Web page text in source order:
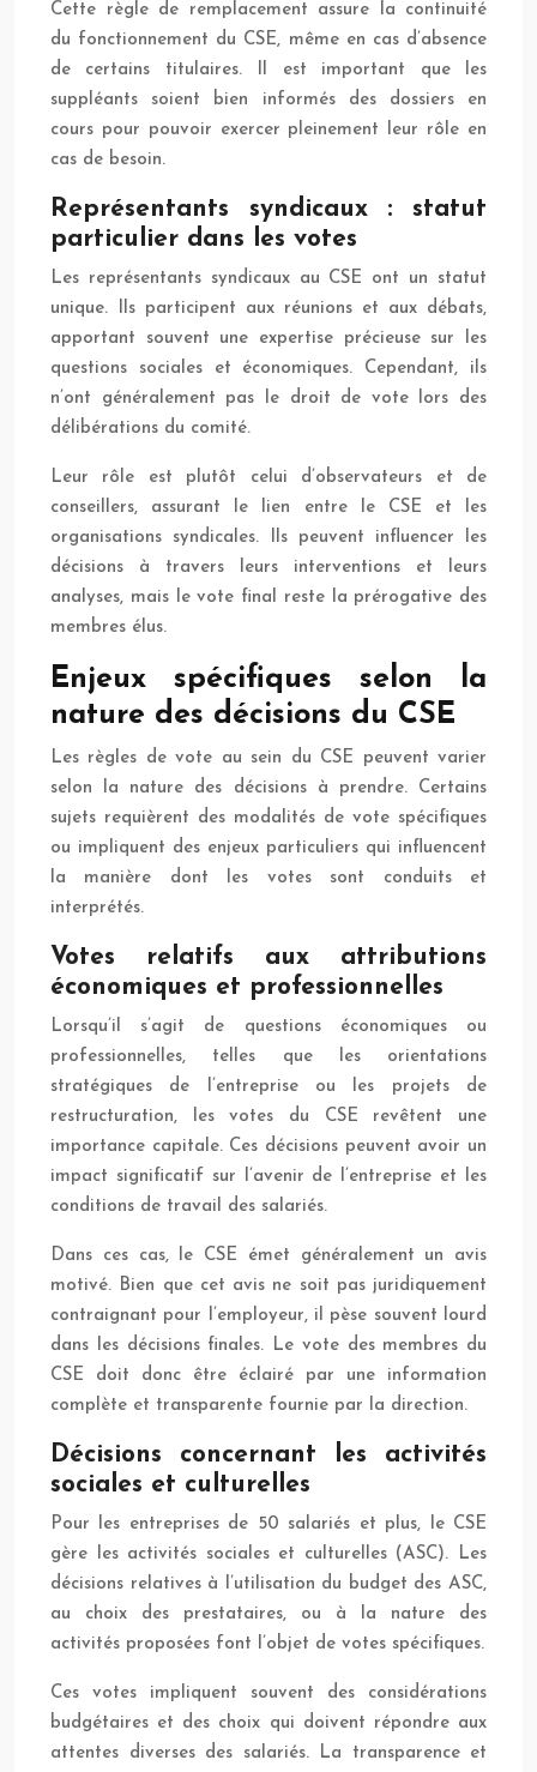
Cette règle de remplacement assure la continuité
du fonctionnement du CSE, même en cas d’absence
de certains titulaires. Il est important que les
suppléants soient bien informés des dossiers en
cours pour pouvoir exercer pleinement leur rôle en
cas de besoin.
Représentants syndicaux : statut
particulier dans les votes
Les représentants syndicaux au CSE ont un statut
unique. Ils participent aux réunions et aux débats,
apportant souvent une expertise précieuse sur les
questions sociales et économiques. Cependant, ils
n’ont généralement pas le droit de vote lors des
délibérations du comité.
Leur rôle est plutôt celui d’observateurs et de
conseillers, assurant le lien entre le CSE et les
organisations syndicales. Ils peuvent influencer les
décisions à travers leurs interventions et leurs
analyses, mais le vote final reste la prérogative des
membres élus.
Enjeux spécifiques selon la
nature des décisions du CSE
Les règles de vote au sein du CSE peuvent varier
selon la nature des décisions à prendre. Certains
sujets requièrent des modalités de vote spécifiques
ou impliquent des enjeux particuliers qui influencent
la manière dont les votes sont conduits et
interprétés.
Votes relatifs aux attributions
économiques et professionnelles
Lorsqu’il s’agit de questions économiques ou
professionnelles, telles que les orientations
stratégiques de l’entreprise ou les projets de
restructuration, les votes du CSE revêtent une
importance capitale. Ces décisions peuvent avoir un
impact significatif sur l’avenir de l’entreprise et les
conditions de travail des salariés.
Dans ces cas, le CSE émet généralement un avis
motivé. Bien que cet avis ne soit pas juridiquement
contraignant pour l’employeur, il pèse souvent lourd
dans les décisions finales. Le vote des membres du
CSE doit donc être éclairé par une information
complète et transparente fournie par la direction.
Décisions concernant les activités
sociales et culturelles
Pour les entreprises de 50 salariés et plus, le CSE
gère les activités sociales et culturelles (ASC). Les
décisions relatives à l’utilisation du budget des ASC,
au choix des prestataires, ou à la nature des
activités proposées font l’objet de votes spécifiques.
Ces votes impliquent souvent des considérations
budgétaires et des choix qui doivent répondre aux
attentes diverses des salariés. La transparence et